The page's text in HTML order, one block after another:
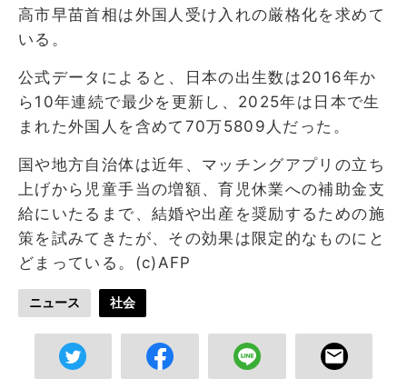
高市早苗首相は外国人受け入れの厳格化を求めて
いる。
公式データによると、日本の出生数は2016年か
ら10年連続で最少を更新し、2025年は日本で生
まれた外国人を含めて70万5809人だった。
国や地方自治体は近年、マッチングアプリの立ち
上げから児童手当の増額、育児休業への補助金支
給にいたるまで、結婚や出産を奨励するための施
策を試みてきたが、その効果は限定的なものにと
どまっている。(c)AFP
ニュース 社会